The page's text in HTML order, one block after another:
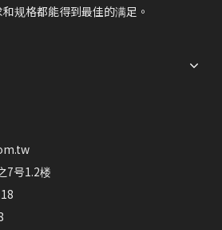
规格都能得到最佳的满足。
7号1.2楼